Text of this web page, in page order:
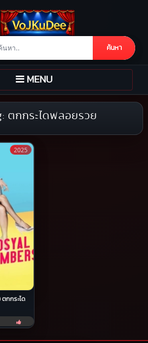
ค้นหา
TOGGLE
NAVIGATION
MENU
ตกกระไดพลอยรวย
ตกกระได
2025